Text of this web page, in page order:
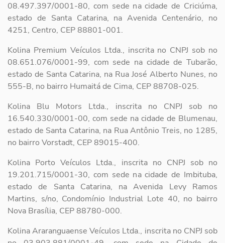
08.497.397/0001-80, com sede na cidade de Criciúma,
estado de Santa Catarina, na Avenida Centenário, no
4251, Centro, CEP 88801-001.
Kolina Premium Veículos Ltda., inscrita no CNPJ sob no
08.651.076/0001-99, com sede na cidade de Tubarão,
estado de Santa Catarina, na Rua José Alberto Nunes, no
555-B, no bairro Humaitá de Cima, CEP 88708-025.
Kolina Blu Motors Ltda., inscrita no CNPJ sob no
16.540.330/0001-00, com sede na cidade de Blumenau,
estado de Santa Catarina, na Rua Antônio Treis, no 1285,
no bairro Vorstadt, CEP 89015-400.
Kolina Porto Veículos Ltda., inscrita no CNPJ sob no
19.201.715/0001-30, com sede na cidade de Imbituba,
estado de Santa Catarina, na Avenida Levy Ramos
Martins, s/no, Condomínio Industrial Lote 40, no bairro
Nova Brasília, CEP 88780-000.
Kolina Araranguaense Veículos Ltda., inscrita no CNPJ sob